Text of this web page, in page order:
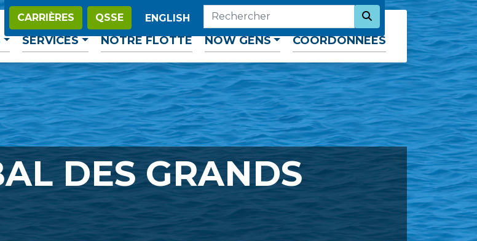
SERVICES NOTRE FLOTTE NOW GENS COORDONNÉES
CARRIÈRES QSSE
ENGLISH
RECHERCHER
SEARCH NOW
DES GRANDS